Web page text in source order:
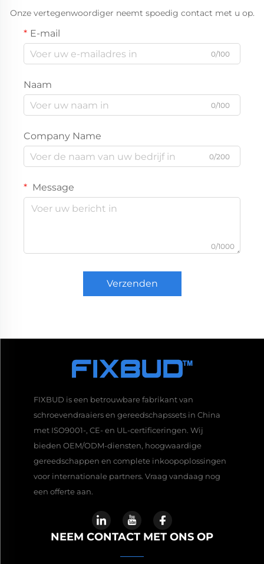
Onze vertegenwoordiger neemt spoedig contact met u op.
E-mail
0/100
Naam
0/100
Company Name
0/200
Message
0/1000
Verzenden
FIXBUD is een betrouwbare fabrikant van
schroevendraaiers en gereedschapssets in China
met ISO9001-, CE- en UL-certificeringen. Wij
bieden OEM/ODM-diensten, hoogwaardige
gereedschappen en complete inkoopoplossingen
voor internationale partners. Vraag vandaag nog
een offerte aan.
NEEM CONTACT MET ONS OP